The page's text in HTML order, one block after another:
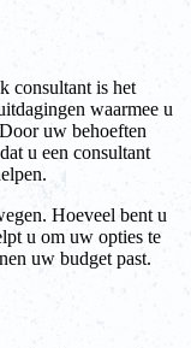
consultant is het
waarmee u
uw behoeften
u een consultant
Hoeveel bent u
u om uw opties te
uw budget past.